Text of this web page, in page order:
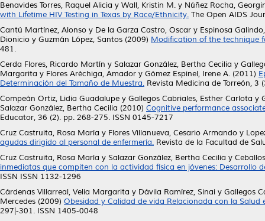
Benavides Torres, Raquel Alicia y Wall, Kristin M. y Núñez Rocha,
with Lifetime HIV Testing in Texas by Race/Ethnicity. The Open AIDS
Cantú Martínez, Alonso y De la Garza Castro, Oscar y Espinosa
Dionicio y Guzmán López, Santos (2009) Modification of the technique
481.
Cerda Flores, Ricardo Martín y Salazar González, Bertha Cecilia y
Margarita y Flores Aréchiga, Amador y Gómez Espinel, Irene A. (2011)
Determinación del Tamaño de Muestra. Revista Medicina de Torreón, 3
Compeán Ortiz, Lidia Guadalupe y Gallegos Cabriales, Esther Carlota y
Salazar González, Bertha Cecilia (2010) Cognitive performance
Educator, 36 (2). pp. 268-275. ISSN 0145-7217
Cruz Castruita, Rosa María y Flores Villanueva, Cesario Armando y
agudas dirigido al personal de enfermería. Revista de la Facultad de
Cruz Castruita, Rosa María y Salazar González, Bertha Cecilia y
inmediatas que compiten con la actividad física en jóvenes: Desarrollo
ISSN ISSN 1132-1296
Cárdenas Villarreal, Velia Margarita y Dávila Ramírez, Sinai y Gallegos
Mercedes (2009) Obesidad y Calidad de vida Relacionada con la Salud
297|-301. ISSN 1405-0048